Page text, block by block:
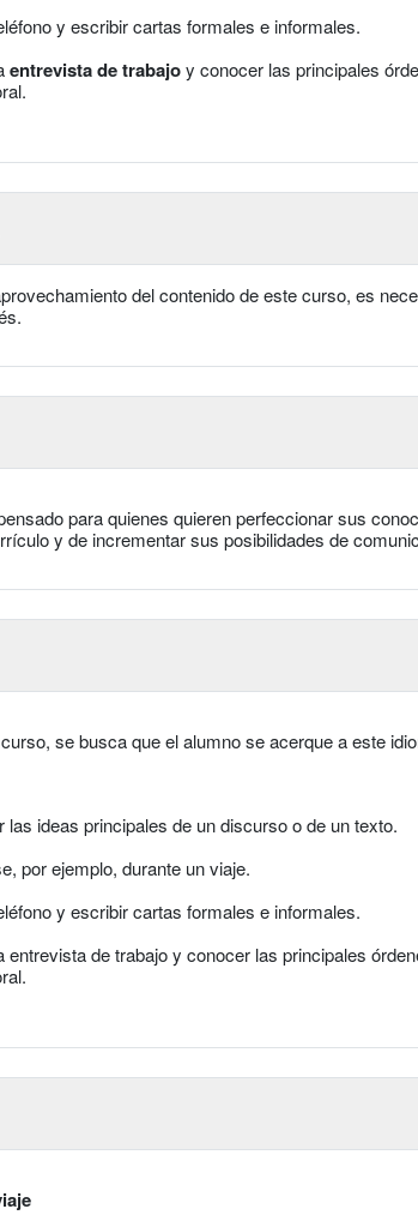
y escribir cartas formales e informales.
entrevista de trabajoy conocer las principales
del contenido de este curso, es
para quienes quieren perfeccionar sus
y de incrementar sus posibilidades de
se busca que el alumno se acerque a este
las ideas principales de un discurso o de un texto.
por ejemplo, durante un viaje.
y escribir cartas formales e informales.
entrevista de trabajo y conocer las principales